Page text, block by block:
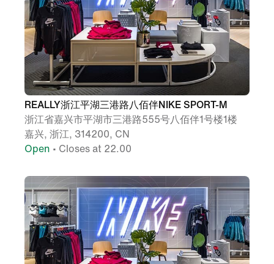
REALLY浙江平湖三港路八佰伴NIKE SPORT-M
浙江省嘉兴市平湖市三港路555号八佰伴1号楼1楼
嘉兴, 浙江, 314200, CN
Open • Closes at 22.00